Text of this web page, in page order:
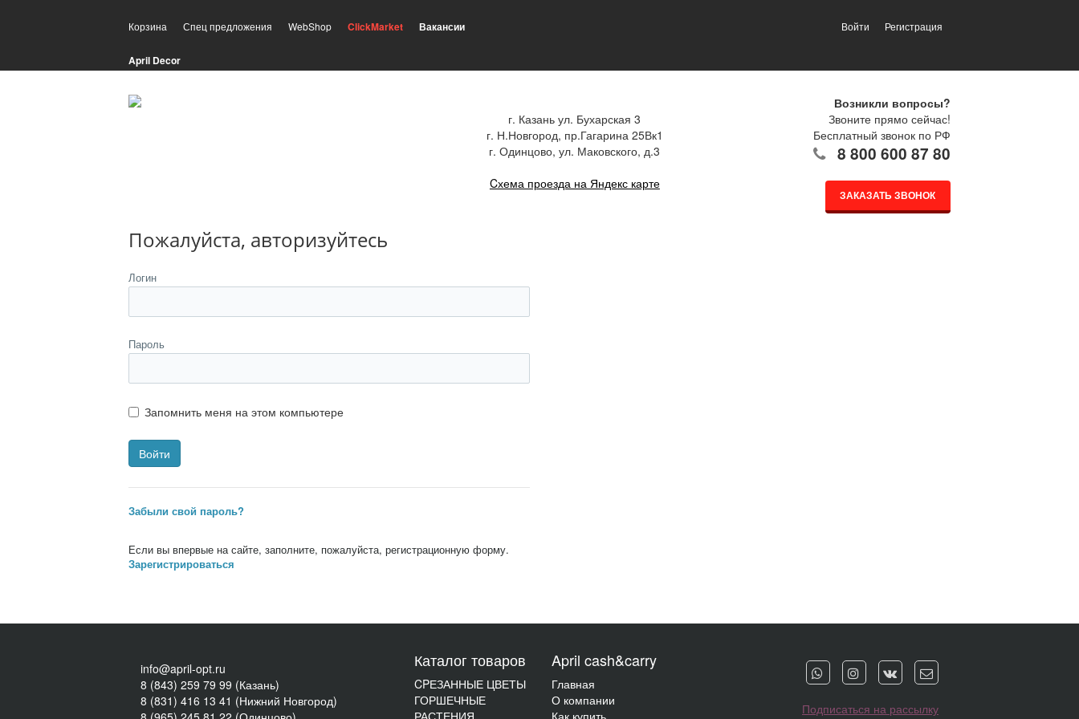
Корзина Спец предложения WebShop ClickMarket Вакансии
April Decor
Войти Регистрация
г. Казань ул. Бухарская 3
г. Н.Новгород, пр.Гагарина 25Вк1
г. Одинцово, ул. Маковского, д.3
Cхема проезда на Яндекс карте
Возникли вопросы?
Звоните прямо сейчас!
Бесплатный звонок по РФ
8 800 600 87 80
ЗАКАЗАТЬ ЗВОНОК
Пожалуйста, авторизуйтесь
Логин
Пароль
Запомнить меня на этом компьютере
Забыли свой пароль?
Если вы впервые на сайте, заполните, пожалуйста, регистрационную форму.
Зарегистрироваться
info@april-opt.ru
8 (843) 259 79 99 (Казань)
8 (831) 416 13 41 (Нижний Новгород)
Каталог товаров
CPЕЗАННЫЕ ЦВЕТЫ
ГОРШЕЧНЫЕ
РАСТЕНИЯ
April cash&carry
Главная
О компании
Как купить
Подписаться на рассылку